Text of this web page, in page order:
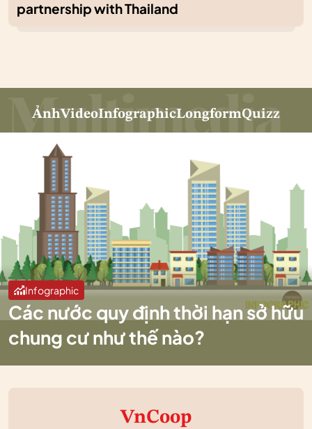
partnership with Thailand
ẢnhVideoInfographicLongformQuizz
Infographic
Các nước quy định thời hạn sở hữu
chung cư như thế nào?
VnCoop